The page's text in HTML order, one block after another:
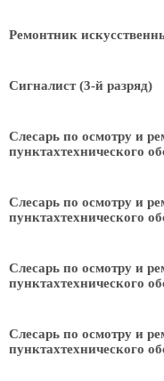
Ремонтник
Сигналист (3-й разряд)
Слесарь по осмотру и
пунктахтехнического
Слесарь по осмотру и
пунктахтехнического
Слесарь по осмотру и
пунктахтехнического
Слесарь по осмотру и
пунктахтехнического